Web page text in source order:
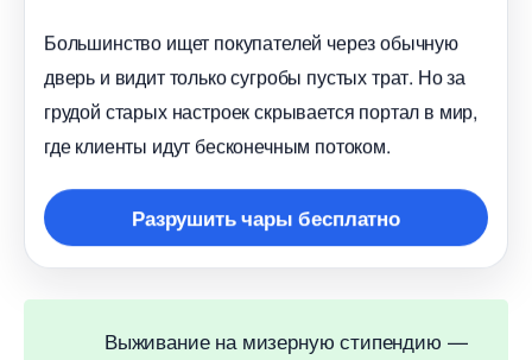
Большинство ищет покупателей через обычную
дверь и видит только сугробы пустых трат. Но за
рудой старых настроек скрывается портал в мир,
де клиенты идут бесконечным потоком.
Разрушить чары бесплатно
ыживание на мизерную стипендию —